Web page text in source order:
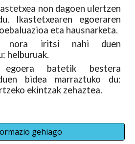
non dagoen ulertzen
Ikastetxearen egoeraren
eta hausnarketa.
nora iritsi nahi duen
helburuak.
egoera batetik bestera
bidea marraztuko du:
ekintzak zehaztea.
gehiago